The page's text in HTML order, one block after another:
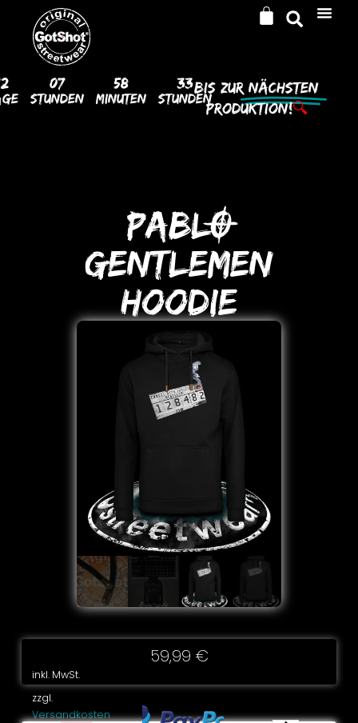
07
Stunden
58
Minuten
33
Stunden
Bis ZurNächsten
Produktion!🔍
PABLO
GENTLEMEN
HooDIE
59,99 €
inkl. MwSt.
zzgl.
Versandkosten